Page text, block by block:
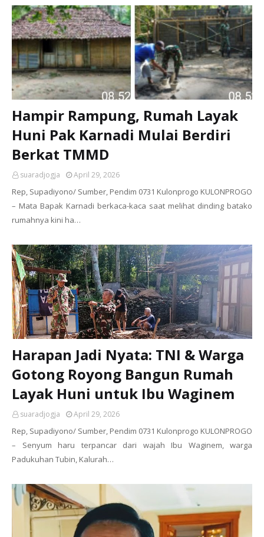
Hampir Rampung, Rumah Layak
Huni Pak Karnadi Mulai Berdiri
Berkat TMMD
suaradjogja April 29, 2026
Rep, Supadiyono/ Sumber, Pendim 0731 Kulonprogo KULONPROGO
– Mata Bapak Karnadi berkaca-kaca saat melihat dinding batako
rumahnya kini ha…
Harapan Jadi Nyata: TNI & Warga
Gotong Royong Bangun Rumah
Layak Huni untuk Ibu Waginem
suaradjogja April 29, 2026
Rep, Supadiyono/ Sumber, Pendim 0731 Kulonprogo KULONPROGO
– Senyum haru terpancar dari wajah Ibu Waginem, warga
Padukuhan Tubin, Kalurah…